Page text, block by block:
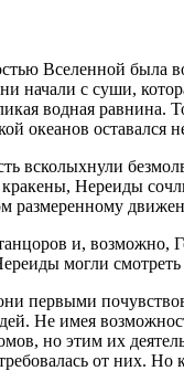
Вселенной была
начали с суши,
водная
океанов оставался
всколыхнули
Нереиды
размеренному
и,
могли
первыми
Не имея
но этим их
от них.